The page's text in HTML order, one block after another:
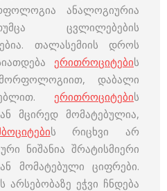
ანალოგიურია
ცვლილებების
თალასემიის დროს
ერითროციტების
დაბალი
ერითროციტების
მცირედ მომატებულია,
ს რიცხვი არ
ნიშანია შრატისმიერი
მომატებული ციფრები.
არსებობაზე ეჭვი ჩნდება